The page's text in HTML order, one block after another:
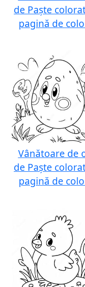
de Paște
pagină de
Vânătoare de
de Paște
pagină de